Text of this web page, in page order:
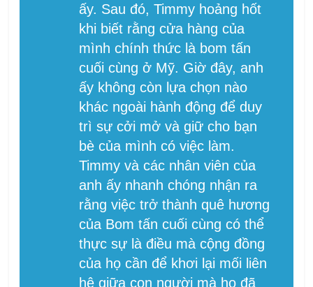
ấy. Sau đó, Timmy hoảng hốt
khi biết rằng cửa hàng của
mình chính thức là bom tấn
cuối cùng ở Mỹ. Giờ đây, anh
ấy không còn lựa chọn nào
khác ngoài hành động để duy
trì sự cởi mở và giữ cho bạn
bè của mình có việc làm.
Timmy và các nhân viên của
anh ấy nhanh chóng nhận ra
rằng việc trở thành quê hương
của Bom tấn cuối cùng có thể
thực sự là điều mà cộng đồng
của họ cần để khơi lại mối liên
hệ giữa con người mà họ đã